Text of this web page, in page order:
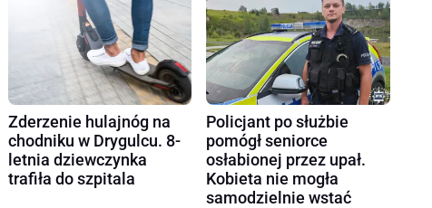
Zderzenie hulajnóg na
chodniku w Drygulcu. 8-
letnia dziewczynka
trafiła do szpitala
Policjant po służbie
pomógł seniorce
osłabionej przez upał.
Kobieta nie mogła
samodzielnie wstać